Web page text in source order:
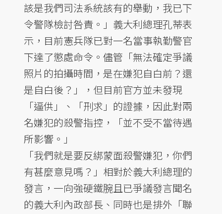
該是我們司法系統該有的舉動，我已下
令警隊檢討咎責。」義大利總理孔蒂表
示，目前憲兵隊已對一名當事執勤警官
下達了懲處命令。儘管「無法確定爭議
照片的拍攝時間，是在嫌犯自白前？還
是自白後？」，但目前官方並未發現
「逼供」、「刑求」的證據，因此對兩
名嫌犯的殺警指控，「並不受不當待遇
所影響。」
「我們就是要反綁蒙面殺警嫌犯，你們
有甚麼意見嗎？」相對於義大利總理的
發言，一向強硬鐵腕且已爭議發言聞名
的義大利內政部長、同時也是排外「聯